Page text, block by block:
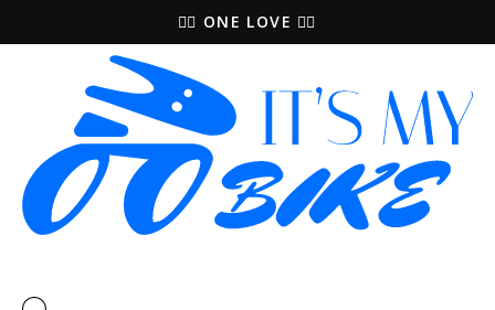
🚵‍♀️ ONE LOVE 🚴‍♀️